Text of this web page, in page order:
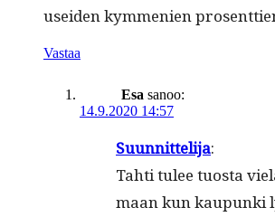
usei­den kym­me­nien
Vastaa
Esa sanoo:
14.9.2020 14:57
Suun­nit­teli­ja:
Tahti tulee tuos­ta
maan kun kaupun­ki